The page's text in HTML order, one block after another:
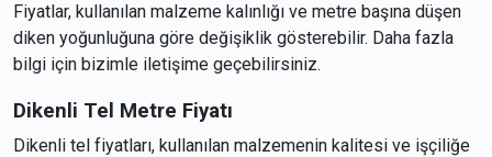
Fiyatlar, kullanılan malzeme kalınlığı ve metre başına düşen
diken yoğunluğuna göre değişiklik gösterebilir. Daha fazla
bilgi için bizimle iletişime geçebilirsiniz.
Dikenli Tel Metre Fiyatı
Dikenli tel fiyatları, kullanılan malzemenin kalitesi ve işçiliğe